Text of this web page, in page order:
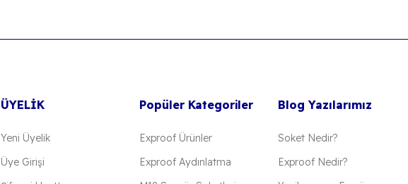
ÜYELİK
Yeni Üyelik
Üye Girişi
Popüler Kategoriler
Exproof Ürünler
Exproof Aydınlatma
Blog Yazılarımız
Soket Nedir?
Exproof Nedir?